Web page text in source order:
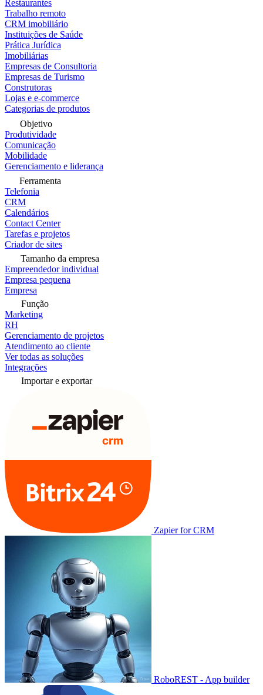
Restaurantes
Trabalho remoto
CRM imobiliário
Instituições de Saúde
Prática Jurídica
Imobiliárias
Empresas de Consultoria
Empresas de Turismo
Construtoras
Lojas e e-commerce
Categorias de produtos
Objetivo
Produtividade
Comunicação
Mobilidade
Gerenciamento e liderança
Ferramenta
Telefonia
CRM
Calendários
Contact Center
Tarefas e projetos
Criador de sites
Tamanho da empresa
Empreendedor individual
Empresa pequena
Empresa
Função
Marketing
RH
Gerenciamento de projetos
Atendimento ao cliente
Ver todas as soluções
Integrações
Importar e exportar
Zapier for CRM
RoboREST - App builder